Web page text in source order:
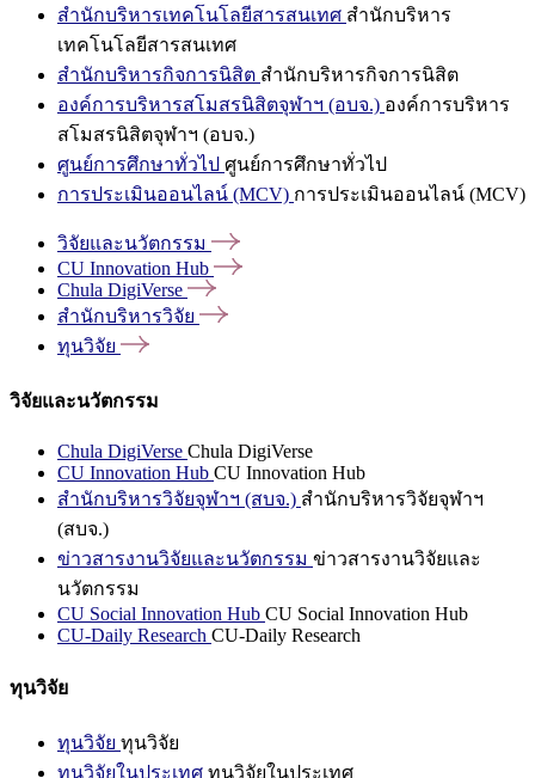
สำนักบริหารเทคโนโลยีสารสนเทศ สำนักบริหาร
เทคโนโลยีสารสนเทศ
สำนักบริหารกิจการนิสิต สำนักบริหารกิจการนิสิต
องค์การบริหารสโมสรนิสิตจุฬาฯ (อบจ.) องค์การบริหาร
สโมสรนิสิตจุฬาฯ (อบจ.)
ศูนย์การศึกษาทั่วไป ศูนย์การศึกษาทั่วไป
การประเมินออนไลน์ (MCV) การประเมินออนไลน์ (MCV)
วิจัยและนวัตกรรม
CU Innovation Hub
Chula DigiVerse
สำนักบริหารวิจัย
ทุนวิจัย
วิจัยและนวัตกรรม
Chula DigiVerse Chula DigiVerse
CU Innovation Hub CU Innovation Hub
สำนักบริหารวิจัยจุฬาฯ (สบจ.) สำนักบริหารวิจัยจุฬาฯ
(สบจ.)
ข่าวสารงานวิจัยและนวัตกรรม ข่าวสารงานวิจัยและ
นวัตกรรม
CU Social Innovation Hub CU Social Innovation Hub
CU-Daily Research CU-Daily Research
ทุนวิจัย
ทุนวิจัย ทุนวิจัย
ทุนวิจัยในประเทศ ทุนวิจัยในประเทศ